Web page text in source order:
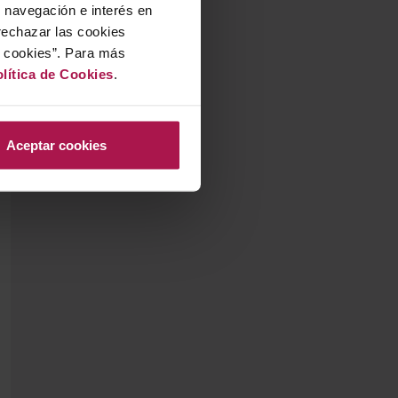
e interés en
las cookies
Para más
de Cookies.
Aceptar cookies